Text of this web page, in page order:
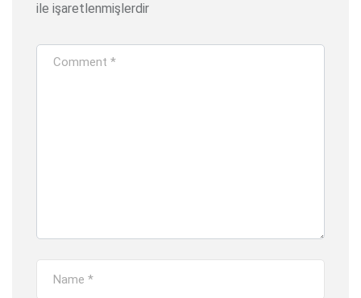
ile işaretlenmişlerdir